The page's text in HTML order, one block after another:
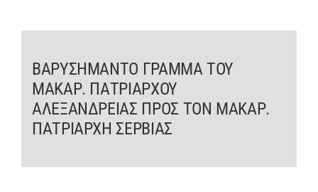
ΤΟ ΠΑΤΡΙΑΡΧΕΙΟ
ΒΑΡΥΣΗΜΑΝΤΟ ΓΡΑΜΜΑ ΤΟΥ
ΜΑΚΑΡ. ΠΑΤΡΙΑΡΧΟΥ
ΑΛΕΞΑΝΔΡΕΙΑΣ ΠΡΟΣ ΤΟΝ ΜΑΚΑΡ.
ΠΑΤΡΙΑΡΧΗ ΣΕΡΒΙΑΣ